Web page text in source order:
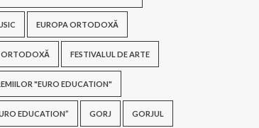
EUROPA ORTODOXĂ
ORTODOXĂ FESTIVALUL DE ARTE
"EURO EDUCATION"
EDUCATION” GORJ GORJUL